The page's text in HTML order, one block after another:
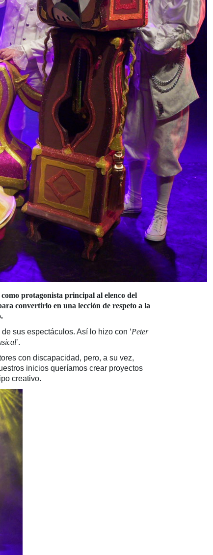
protagonista principal al elenco del
convertirlo en una lección de respeto a la
sus espectáculos. Así lo hizo con ‘Peter
’.
con discapacidad, pero, a su vez,
inicios queríamos crear proyectos
creativo.